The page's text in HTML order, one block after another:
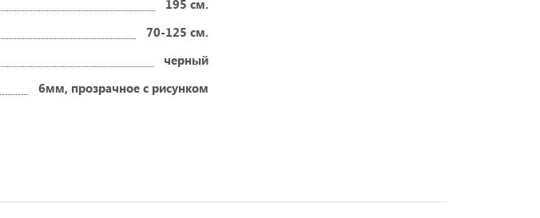
195 см.
70-125 см.
черный
6мм, прозрачное с рисунком